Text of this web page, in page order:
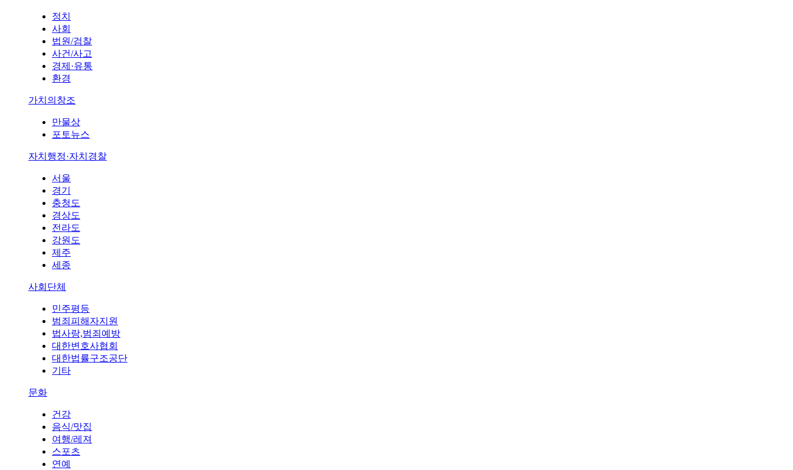
정치
사회
법원/검찰
사건/사고
경제·유통
환경
가치의창조
만물상
포토뉴스
자치행정·자치경찰
서울
경기
충청도
경상도
전라도
강원도
제주
세종
사회단체
민주평등
범죄피해자지원
법사랑,범죄예방
대한변호사협회
대한법률구조공단
기타
문화
건강
음식/맛집
여행/레져
스포츠
연예